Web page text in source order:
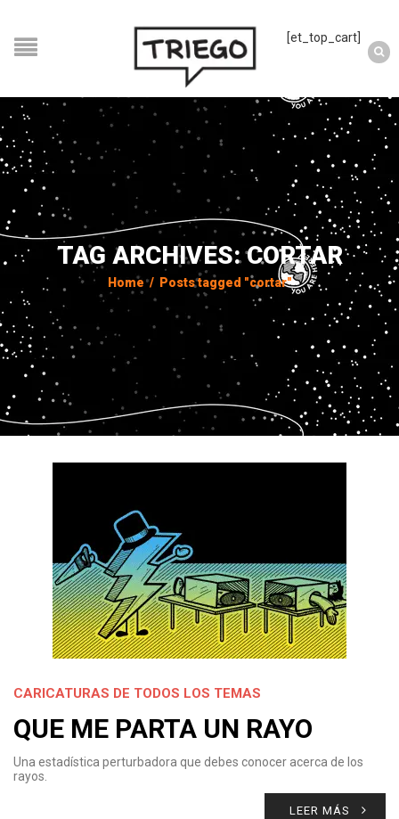
[et_top_cart]
TAG ARCHIVES: CORTAR
Home / Posts tagged "cortar"
CARICATURAS DE TODOS LOS TEMAS
QUE ME PARTA UN RAYO
Una estadística perturbadora que debes conocer acerca de los
rayos.
LEER MÁS